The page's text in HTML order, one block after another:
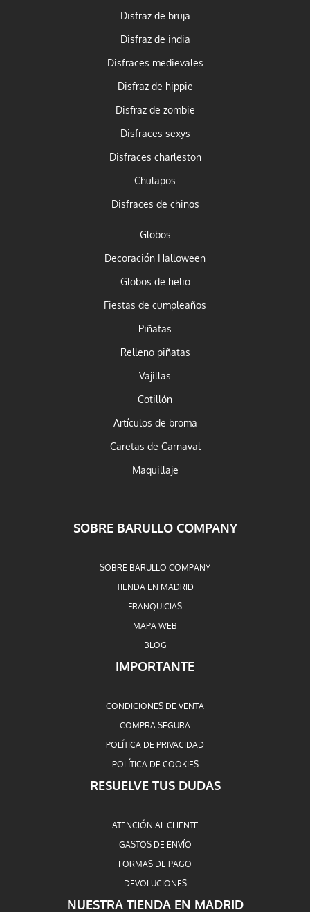
Disfraz de bruja
Disfraz de india
Disfraces medievales
Disfraz de hippie
Disfraz de zombie
Disfraces sexys
Disfraces charleston
Chulapos
Disfraces de chinos
Globos
Decoración Halloween
Globos de helio
Fiestas de cumpleaños
Piñatas
Relleno piñatas
Vajillas
Cotillón
Artículos de broma
Caretas de Carnaval
Maquillaje
SOBRE BARULLO COMPANY
SOBRE BARULLO COMPANY
TIENDA EN MADRID
FRANQUICIAS
MAPA WEB
BLOG
IMPORTANTE
CONDICIONES DE VENTA
COMPRA SEGURA
POLÍTICA DE PRIVACIDAD
POLÍTICA DE COOKIES
RESUELVE TUS DUDAS
ATENCIÓN AL CLIENTE
GASTOS DE ENVÍO
FORMAS DE PAGO
DEVOLUCIONES
NUESTRA TIENDA EN MADRID